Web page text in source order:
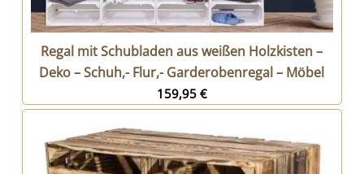
Regal mit Schubladen aus weißen Holzkisten –
Deko – Schuh,- Flur,- Garderobenregal – Möbel
159,95 €